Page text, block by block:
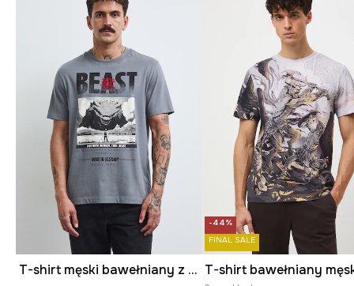
T-shirt męski bawełniany z nadrukiem
-44%
FINAL SALE